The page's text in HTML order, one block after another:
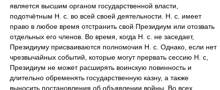
является высшим органом государственной власти,
подотчётным Н. с. во всей своей деятельности. Н. с. имеет
право в любое время отстранить свой Президиум или отозвать
отдельных его членов. Во время, когда Н. с. не заседает,
Президиуму присваиваются полномочия Н. с. Однако, если нет
чрезвычайных событий, которые могут прервать сессию Н. с,
Президиум не может расширять воинскую повинность и
длительно обременять государственную казну, а также
выносить постановления об объявлении войны. Во всех